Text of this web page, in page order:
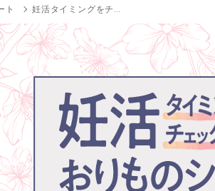
ト 妊活タイミングをチェックできるおりものシート